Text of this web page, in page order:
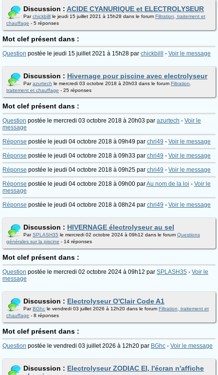
Discussion : ACIDE CYANURIQUE et ELECTROLYSEUR
Parchickbilll le jeudi 15 juillet 2021 à 15h28 dans le forum Filtration, traitement et
chauffage - 5 réponses
Mot clef présent dans :
Question postée le jeudi 15 juillet 2021 à 15h28 par chickbilll - Voir le message
Discussion : Hivernage pour piscine avec electrolyseur
Parazurtech le mercredi 03 octobre 2018 à 20h03 dans le forum Filtration,
traitement et chauffage - 25 réponses
Mot clef présent dans :
Question postée le mercredi 03 octobre 2018 à 20h03 par azurtech - Voir le
message
Réponse postée le jeudi 04 octobre 2018 à 09h49 par chri49 - Voir le message
Réponse postée le jeudi 04 octobre 2018 à 09h33 par chri49 - Voir le message
Réponse postée le jeudi 04 octobre 2018 à 09h25 par chri49 - Voir le message
Réponse postée le jeudi 04 octobre 2018 à 09h00 parAu nom de la loi - Voir le
message
Réponse postée le jeudi 04 octobre 2018 à 08h24 par chri49 - Voir le message
Discussion : HIVERNAGE électrolyseur au sel
ParSPLASH35 le mercredi 02 octobre 2024 à 09h12 dans le forum Questions
générales sur la piscine - 14 réponses
Mot clef présent dans :
Question postée le mercredi 02 octobre 2024 à 09h12 par SPLASH35 - Voir le
message
Discussion : Electrolyseur O'Clair Code A1
ParBGhc le vendredi 03 juillet 2026 à 12h20 dans le forum Filtration, traitement et
chauffage - 8 réponses
Mot clef présent dans :
Question postée le vendredi 03 juillet 2026 à 12h20 par BGhc - Voir le message
Discussion : Electrolyseur ZODIAC EI, l'écran n'affiche